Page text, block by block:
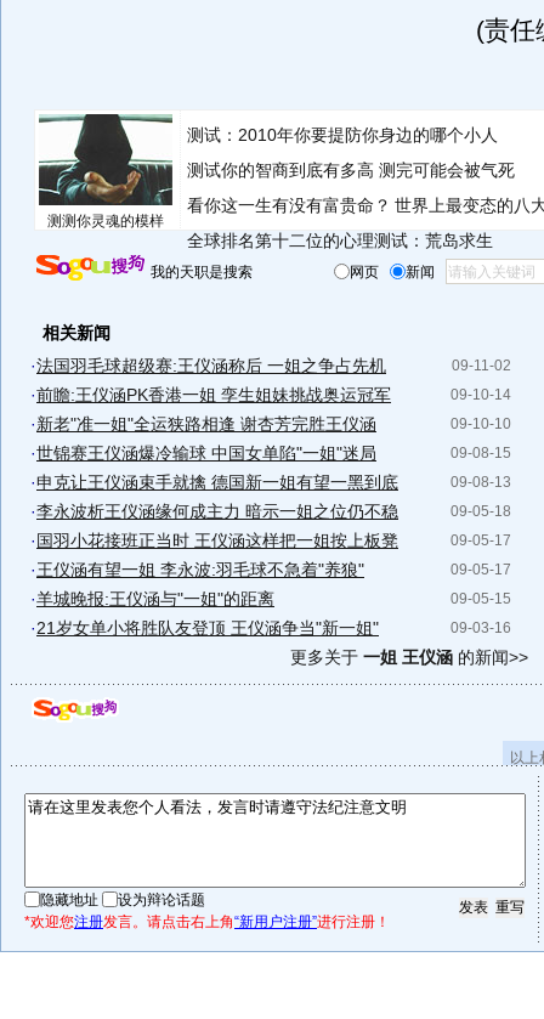
(责任
测测你灵魂的模样
测试：2010年你要提防你身边的哪个小人
测试你的智商到底有多高 测完可能会被气死
看你这一生有没有富贵命？ 世界上最变态的八
全球排名第十二位的心理测试：荒岛求生
我的天职是搜索 网页 新闻
相关新闻
09-11-02
·法国羽毛球超级赛:王仪涵称后 一姐之争占先机
09-10-14
·前瞻:王仪涵PK香港一姐 孪生姐妹挑战奥运冠军
09-10-10
·新老"准一姐"全运狭路相逢 谢杏芳完胜王仪涵
09-08-15
·世锦赛王仪涵爆冷输球 中国女单陷"一姐"迷局
09-08-13
·申克让王仪涵束手就擒 德国新一姐有望一黑到底
09-05-18
·李永波析王仪涵缘何成主力 暗示一姐之位仍不稳
09-05-17
· 国羽小花接班正当时 王仪涵这样把一姐按上板凳
09-05-17
·王仪涵有望一姐 李永波:羽毛球不急着"养狼"
09-05-15
·羊城晚报:王仪涵与"一姐"的距离
09-03-16
·21岁女单小将胜队友登顶 王仪涵争当"新一姐"
更多关于 一姐 王仪涵 的新闻>>
以
隐藏地址
设为辩论话题
*欢迎您注册发言。请点击右上角“新用户注册”进行注册！